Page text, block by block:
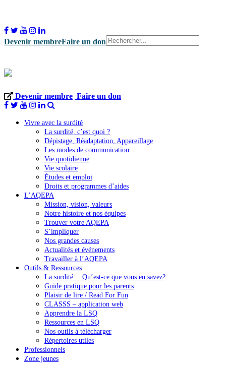
Devenir membreFaire un don
Devenir membre Faire un don
Vivre avec la surdité
La surdité, c’est quoi ?
Dépistage, Réadaptation, Appareillage
Les modes de communication
Vie quotidienne
Vie scolaire
Études et emploi
Droits et programmes d’aides
L’AQEPA
Mission, vision, valeurs
Notre histoire et nos équipes
Trouver votre AQEPA
S’impliquer
Nos grandes causes
Actualités et événements
Travailler à l’AQEPA
Outils & Ressources
La surdité… Qu’est-ce que vous en savez?
Guide pratique pour les parents
Plaisir de lire / Read For Fun
CLASSS – application web
Apprendre la LSQ
Ressources en LSQ
Nos outils à télécharger
Répertoires utiles
Professionnels
Zone jeunes